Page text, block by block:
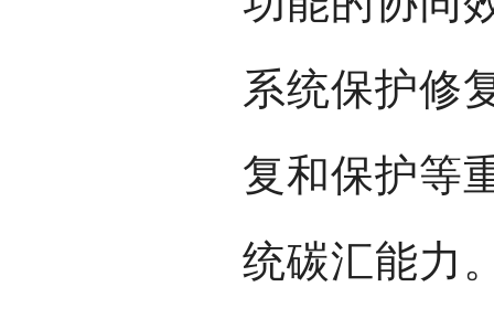
系统保护修
复和保护等
统碳汇能力